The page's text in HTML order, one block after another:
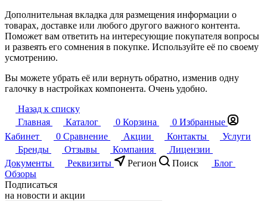
Дополнительная вкладка для размещения информации о
товарах, доставке или любого другого важного контента.
Поможет вам ответить на интересующие покупателя вопросы
и развеять его сомнения в покупке. Используйте её по своему
усмотрению.
Вы можете убрать её или вернуть обратно, изменив одну
галочку в настройках компонента. Очень удобно.
Назад к списку
Главная
Каталог 0 Корзина 0 Избранные
Кабинет
0 Сравнение Акции Контакты
Услуги
Бренды
Отзывы Компания
Лицензии
Документы
Реквизиты Регион Поиск
Блог
Обзоры
Подписаться
на новости и акции